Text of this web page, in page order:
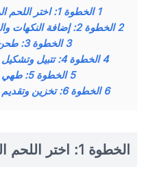
1 الخطوة 1: اختر اللحم المناسب
2 الخطوة 2: إضافة النكهات والبهارات
3 الخطوة 3: طحن اللحم
4 الخطوة 4: تتبيل وتشكيل النقانق
5 الخطوة 5: طهي النقانق
6 الخطوة 6: تخزين وتقديم النقانق
الخطوة 1: اختر اللحم المناسب